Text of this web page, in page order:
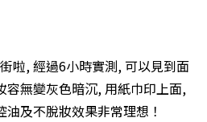
啦, 經過6小時實測, 可以見到面
容無變灰色暗沉, 用紙巾印上面,
及不脫妝效果非常理想！